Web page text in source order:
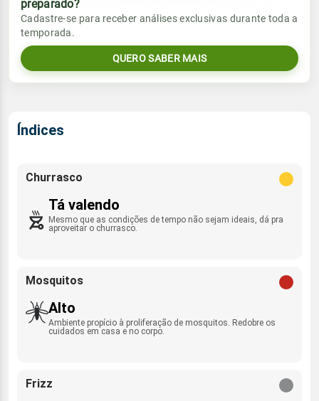
Umidade do ar
59% 77%
Rajada de vento
Sol
09:11h às 21:55h
Lua
Chuva
0.1mm
Umidade do ar
Vento
NNW - 8km/h
Rajada de vento
Sol
preparado?
Cadastre-se para receber análises exclusivas durante toda a
temporada.
QUERO SABER MAIS
Índices
Churrasco
Tá valendo
Mesmo que as condições de tempo não sejam ideais, dá pra
aproveitar o churrasco.
Mosquitos
Alto
Ambiente propício à proliferação de mosquitos. Redobre os
cuidados em casa e no corpo.
Frizz